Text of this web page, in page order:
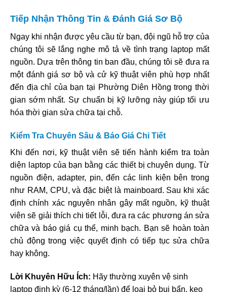
Tiếp Nhận Thông Tin & Đánh Giá Sơ Bộ
Ngay khi nhận được yêu cầu từ bạn, đội ngũ hỗ trợ của
chúng tôi sẽ lắng nghe mô tả về tình trạng laptop mất
nguồn. Dựa trên thông tin ban đầu, chúng tôi sẽ đưa ra
một đánh giá sơ bộ và cử kỹ thuật viên phù hợp nhất
đến địa chỉ của bạn tại Phường Diên Hồng trong thời
gian sớm nhất. Sự chuẩn bị kỹ lưỡng này giúp tối ưu
hóa thời gian sửa chữa tại chỗ.
Kiểm Tra Chuyên Sâu & Báo Giá Chi Tiết
Khi đến nơi, kỹ thuật viên sẽ tiến hành kiểm tra toàn
diện laptop của bạn bằng các thiết bị chuyên dụng. Từ
nguồn điện, adapter, pin, đến các linh kiện bên trong
như RAM, CPU, và đặc biệt là mainboard. Sau khi xác
định chính xác nguyên nhân gây mất nguồn, kỹ thuật
viên sẽ giải thích chi tiết lỗi, đưa ra các phương án sửa
chữa và báo giá cụ thể, minh bạch. Bạn sẽ hoàn toàn
chủ động trong việc quyết định có tiếp tục sửa chữa
hay không.
Lời Khuyên Hữu Ích: Hãy thường xuyên vệ sinh
laptop định kỳ (6-12 tháng/lần) để loại bỏ bụi bẩn, keo